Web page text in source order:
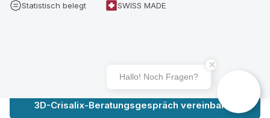
3D-Crisalix-Beratungsgespräch vereinbaren
Statistisch belegt SWISS MADE
Hallo! Noch Fragen?